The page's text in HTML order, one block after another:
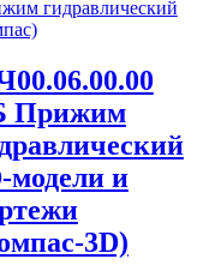
Прижим
модели и
3D)